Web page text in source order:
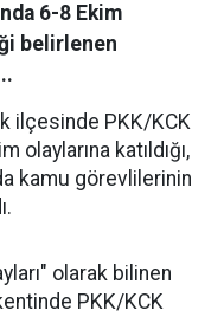
6-8 Ekim
belirlenen
ilçesinde PKK/KCK
olaylarına katıldığı,
kamu görevlilerinin
olarak bilinen
PKK/KCK